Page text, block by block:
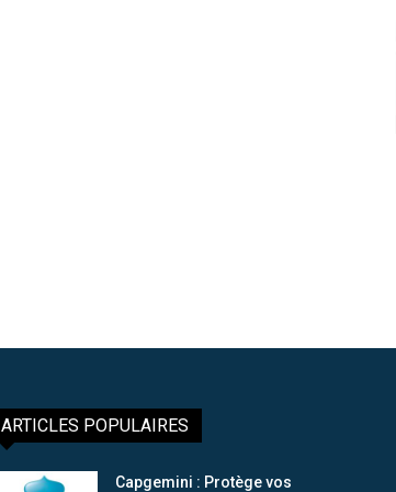
ARTICLES POPULAIRES
Capgemini : Protège vos